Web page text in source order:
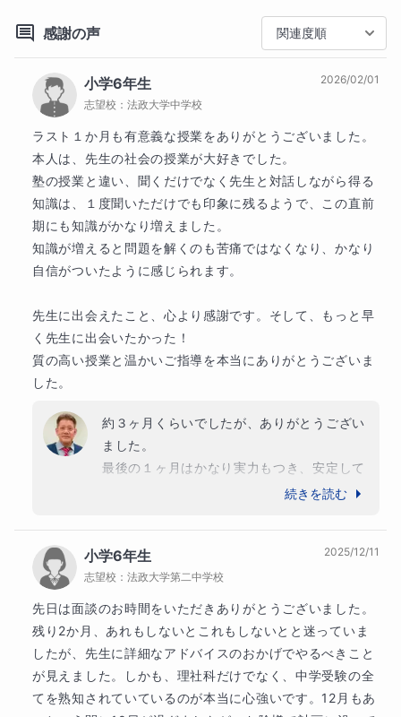
保護者様へのメッセージ
お子様の勉強を管理してあげたいけどなかなか時間が
ないご家庭は、いつでもご相談ください。
毎日お子様に宿題をやったのか確認するのは、ストレ
スが溜まりますよね。
保護者様のご希望をお伝えいただければ、それに沿っ
た指導をこちらで行います。
生徒様へのメッセージ
受験を控えて、なかなか相談する人もいなくて不安な
何でも相談していただければ、一緒に解決していきま
す。
やる気さえあれば、何も心配はいりません。
一緒に計画を立てて頑張っていきましょう！
趣味
旅行、阪神タイガース
【学歴】
1984年　船橋市立習志野台中学校卒業
1987年　中央大学杉並高校卒業
1991年　中央大学　法学部　法律学科卒業
【職歴】
1992〜2005年　株式会社　日新堂書店
2006〜2018年　ITTO個別指導学院
2018〜2019年　株式会社　セレモニー
越谷南高校
春日部女子高校
国府台高校
津田沼高校
松戸国際高校
春日部東高校
検見川高校
国分高校
浦和北高校
習志野高校
船橋芝山高校
杉戸高校
草加高校
草加南高校
越谷西高校
市立船橋高校
草加東高校
八千代東高校
松伏高校
船橋北高校
吉川美南高校
船橋古和釜高校
船橋法典高校
高校
難関国公立高校
千葉県立佐倉高等学校
船橋市立船橋高等学校
感謝の声 関連度順
小学6年生
志望校： 法政大学中学校
2026/02/01
ラスト１か月も有意義な授業をありがとうございました。
本人は、先生の社会の授業が大好きでした。
塾の授業と違い、聞くだけでなく先生と対話しながら得る
知識は、１度聞いただけでも印象に残るようで、この直前
期にも知識がかなり増えました。
知識が増えると問題を解くのも苦痛ではなくなり、かなり
自信がついたように感じられます。
先生に出会えたこと、心より感謝です。そして、もっと早
く先生に出会いたかった！
質の高い授業と温かいご指導を本当にありがとうございま
した。
約３ヶ月くらいでしたが、ありがとうござい
ました。
最後の１ヶ月はかなり実力もつき、安定して
過去問の点数も取れるようになっていまし
難しい問題でも対応できるようになり、自信
を持って本番に向かえると思います。
本当に頑張ったと思いますし、ご家族のサポ
ートもとても熱心でした。
この受験はとても良い経験になったと思いま
す。
続きを読む
小学6年生
志望校： 法政大学第二中学校
2025/12/11
先日は面談のお時間をいただきありがとうございました。
残り2か月、あれもしないとこれもしないとと迷っていま
したが、先生に詳細なアドバイスのおかげでやるべきこと
が見えました。しかも、理社科だけでなく、中学受験の全
てを熟知されていているのが本当に心強いです。12月もあ